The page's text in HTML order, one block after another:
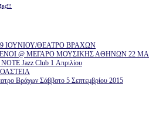
ΙΟΥΝΙΟΥ/ΘΕΑΤΡΟ ΒΡΑΧΩΝ
@ ΜΕΓΑΡΟ ΜΟΥΣΙΚΗΣ ΑΘΗΝΩΝ 22
Jazz Club 1 Απριλίου
Βράχων Σάββατο 5 Σεπτεμβρίου 2015